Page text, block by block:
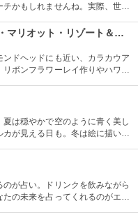
かもしれませんね。実際、世界
策し、「ハワイに来た！」を実
ワイキキ・ビーチ・マリオット・リゾート＆スパ
ドヘッドにも近い、カラカウア
ボンフラワーレイ作りやハワイ
キルト型も買うことができま
は穏やかで空のように青く美し
が見える日も。冬は絵に描いた
絶景なことでも知られていま
が占い。ドリンクを飲みながら
の未来を占ってくれるのがエロ